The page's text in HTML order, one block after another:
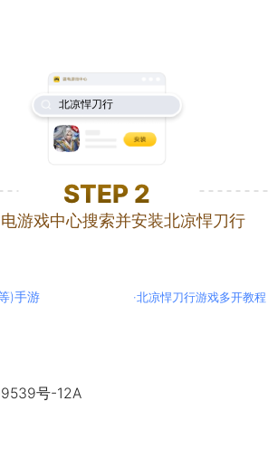
北凉悍刀行
STEP 2
游戏中心搜索并安装北凉悍刀行
)手游 ·北凉悍刀行游戏多开教程
号-12A